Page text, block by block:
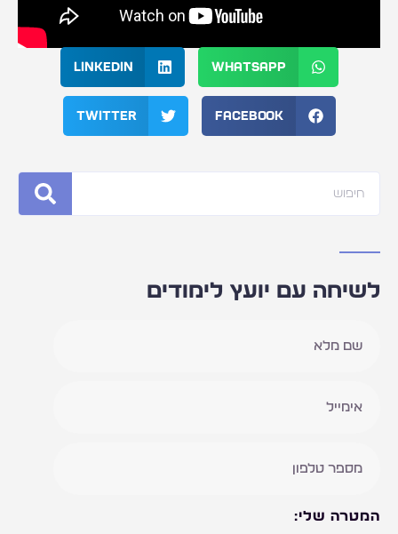
WhatsApp
LinkedIn
Facebook
Twitter
לשיחה עם יועץ לימודים
המטרה שלי: